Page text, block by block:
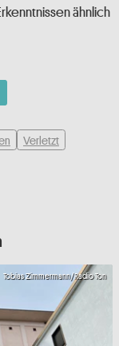
ähnlich
Verletzt
Tobias Zimmermann/Radio Ton